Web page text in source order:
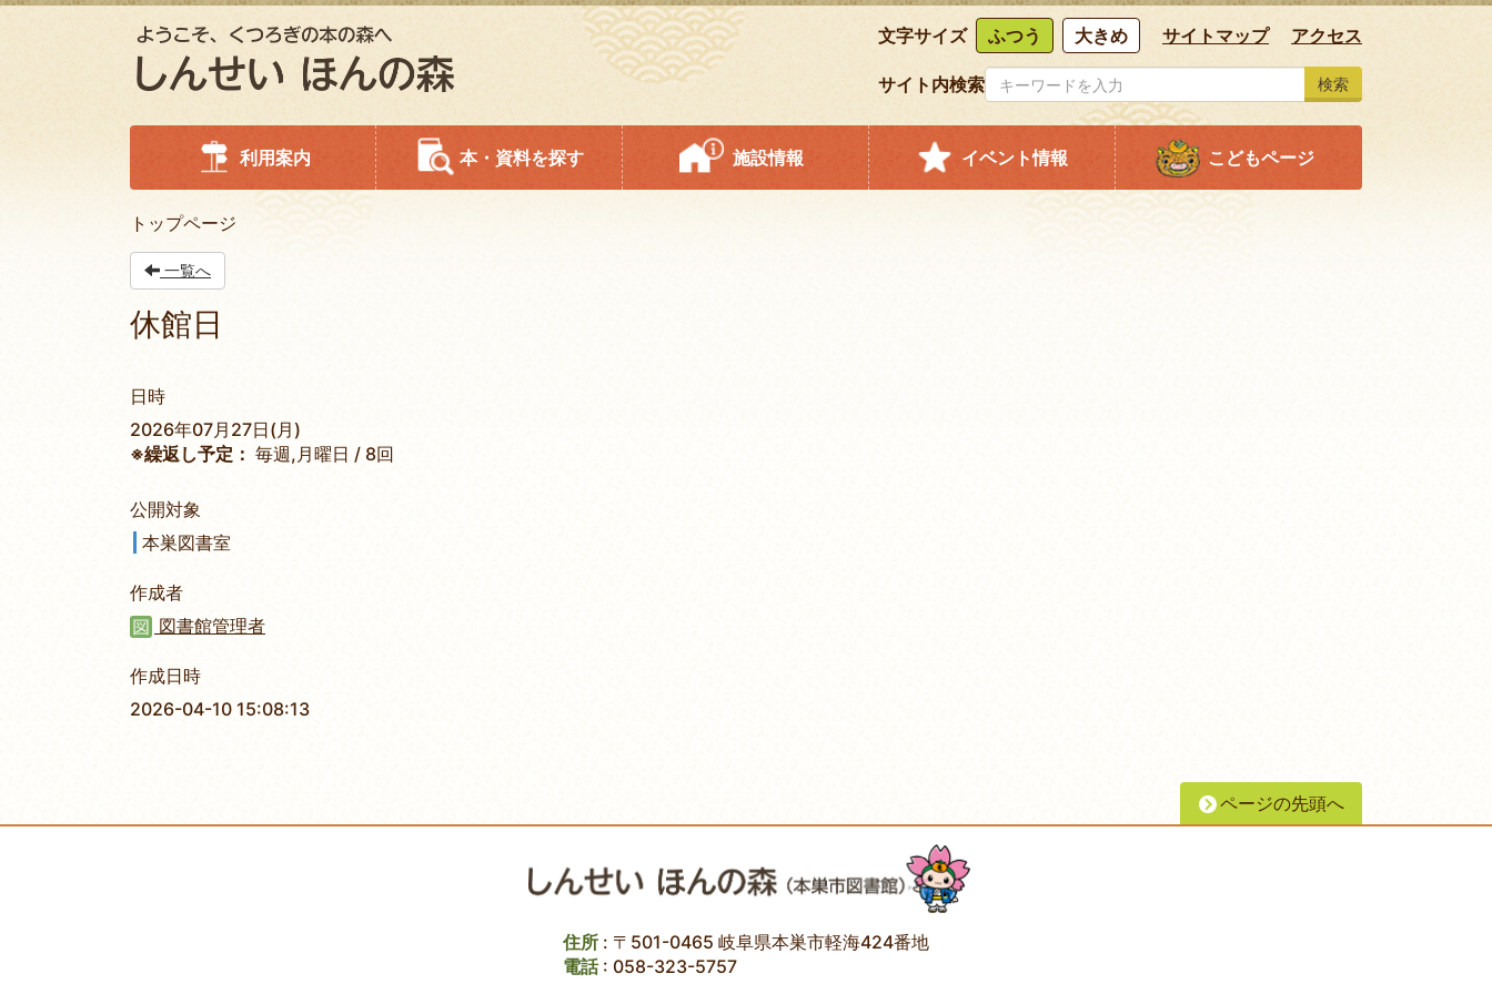
文字サイズ ふつう 大きめ サイトマップ アクセス
サイト内検索 検索
利用案内 本・資料を探す 施設情報 イベント情報 こどもページ
トップページ
一覧へ
休館日
日時
2026年07月27日(月)
※繰返し予定： 毎週,月曜日 / 8回
公開対象
本巣図書室
作成者
図書館管理者
作成日時
2026-04-10 15:08:13
ページの先頭へ
住所 : 〒501-0465 岐阜県本巣市軽海424番地
電話: 058-323-5757